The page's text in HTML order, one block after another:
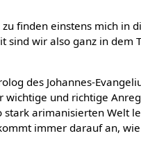
finden einstens mich in
sind wir also ganz in dem
des Johannes-
und richtige
arimanisierten Welt
immer darauf an,